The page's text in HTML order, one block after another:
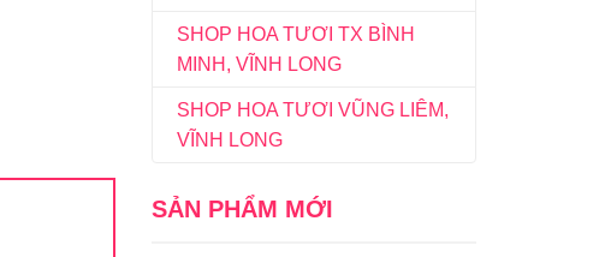
SHOP HOA TƯƠI TX BÌNH
MINH, VĨNH LONG
SHOP HOA TƯƠI VŨNG LIÊM,
VĨNH LONG
SẢN PHẨM MỚI